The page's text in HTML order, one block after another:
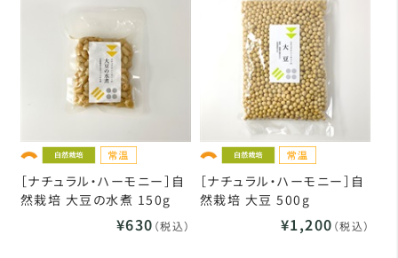
［ナチュラル・ハーモニー］自
然栽培 大豆の水煮 150g
¥630 （税込）
［ナチュラル・ハーモニー］自
然栽培 大豆 500g
¥1,200 （税込）